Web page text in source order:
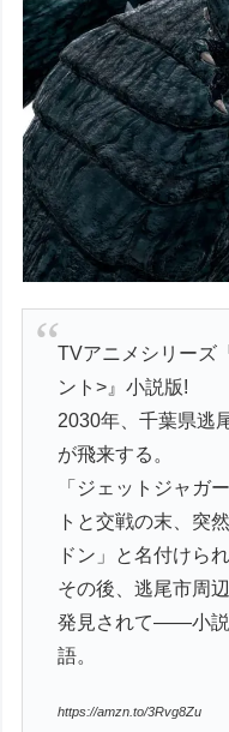
TVアニメシリーズ
ント>』小説版!
2030年、千葉県逃
が飛来する。
「ジェットジャガ
トと交戦の末、突
ドン」と名付けられ
その後、逃尾市周
発見されて――小説
語。
https://amzn.to/3Rvg8Zu